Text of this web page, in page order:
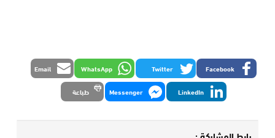
Facebook
Twitter
WhatsApp
Email
LinkedIn
Messenger طباعة